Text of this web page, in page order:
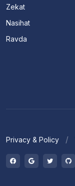
Zekat
Nasihat
Ravda
Privacy & Policy